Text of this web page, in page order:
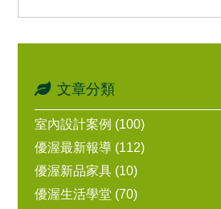
文章分類
室內設計案例 (100)
優渥最新報導 (112)
優渥新品家具 (10)
優渥生活學堂 (70)